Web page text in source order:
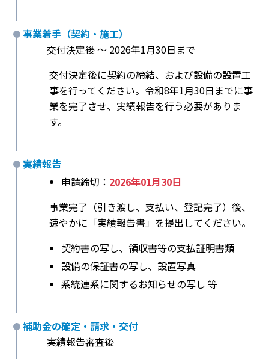
事業着手（契約・施工）
交付決定後 〜 2026年1月30日まで
交付決定後に契約の締結、および設備の設置工
事を行ってください。令和8年1月30日までに事
業を完了させ、実績報告を行う必要がありま
す。
実績報告
申請締切： 2026年01月30日
事業完了（引き渡し、支払い、登記完了）後、
速やかに「実績報告書」を提出してください。
契約書の写し、領収書等の支払証明書類
設備の保証書の写し、設置写真
系統連系に関するお知らせの写し 等
補助金の確定・請求・交付
実績報告審査後